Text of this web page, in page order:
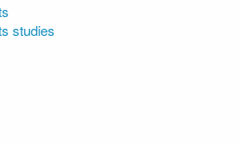
studies